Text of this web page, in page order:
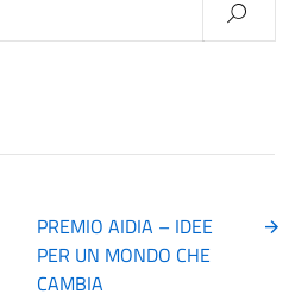
PREMIO AIDIA – IDEE
PER UN MONDO CHE
CAMBIA